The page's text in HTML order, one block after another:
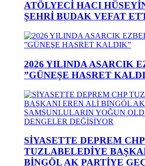
ATÖLYECİ HACI
ŞEHRİ BUDAK VEFAT
2026 YILINDA ASARCIK
”GÜNEŞE HASRET
SİYASETTE DEPREM CHP
TUZLABELEDİYE
BİNGÖL AK PARTİYE